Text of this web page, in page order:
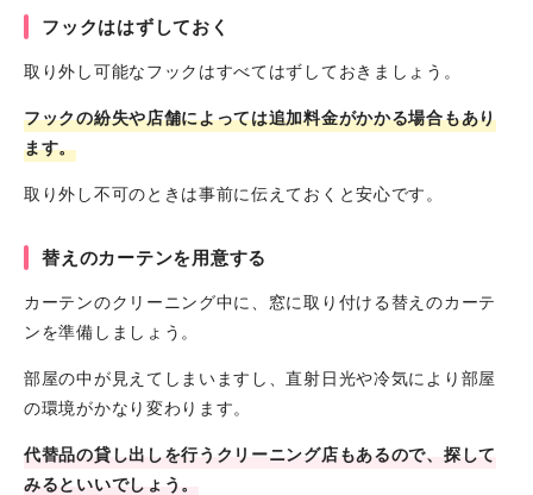
フックははずしておく
取り外し可能なフックはすべてはずしておきましょう。
フックの紛失や店舗によっては追加料金がかかる場合もあり
ます。
取り外し不可のときは事前に伝えておくと安心です。
替えのカーテンを用意する
カーテンのクリーニング中に、窓に取り付ける替えのカーテ
ンを準備しましょう。
部屋の中が見えてしまいますし、直射日光や冷気により部屋
の環境がかなり変わります。
代替品の貸し出しを行うクリーニング店もあるので、探して
みるといいでしょう。